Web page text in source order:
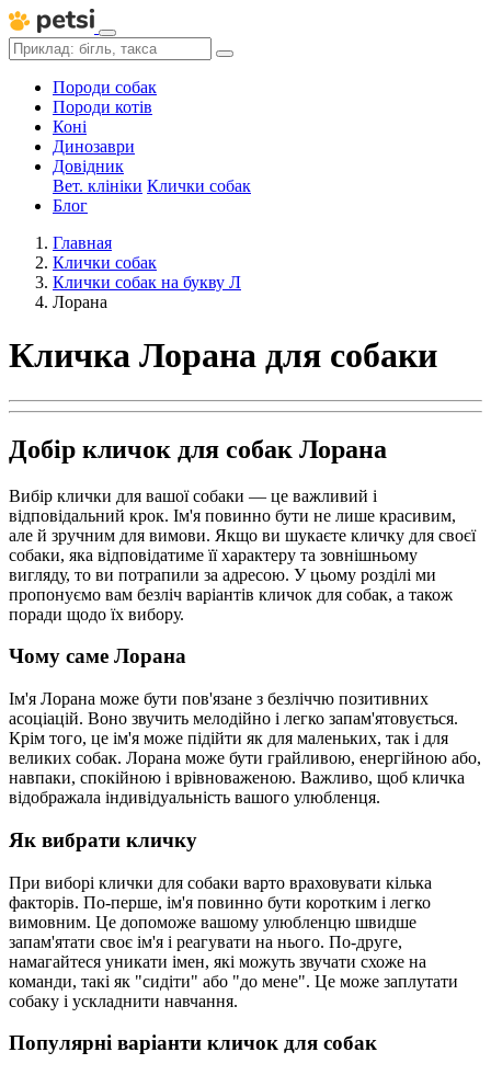
Породи собак
Породи котів
Коні
Динозаври
Довідник
Вет. клініки Клички собак
Блог
Главная
Клички собак
Клички собак на букву Л
Лорана
Кличка Лорана для собаки
Добір кличок для собак Лорана
Вибір клички для вашої собаки — це важливий і
відповідальний крок. Ім'я повинно бути не лише красивим,
але й зручним для вимови. Якщо ви шукаєте кличку для своєї
собаки, яка відповідатиме її характеру та зовнішньому
вигляду, то ви потрапили за адресою. У цьому розділі ми
пропонуємо вам безліч варіантів кличок для собак, а також
поради щодо їх вибору.
Чому саме Лорана
Ім'я Лорана може бути пов'язане з безліччю позитивних
асоціацій. Воно звучить мелодійно і легко запам'ятовується.
Крім того, це ім'я може підійти як для маленьких, так і для
великих собак. Лорана може бути грайливою, енергійною або,
навпаки, спокійною і врівноваженою. Важливо, щоб кличка
відображала індивідуальність вашого улюбленця.
Як вибрати кличку
При виборі клички для собаки варто враховувати кілька
факторів. По-перше, ім'я повинно бути коротким і легко
вимовним. Це допоможе вашому улюбленцю швидше
запам'ятати своє ім'я і реагувати на нього. По-друге,
намагайтеся уникати імен, які можуть звучати схоже на
команди, такі як "сидіти" або "до мене". Це може заплутати
собаку і ускладнити навчання.
Популярні варіанти кличок для собак